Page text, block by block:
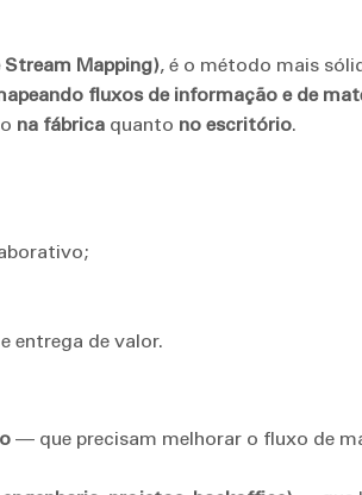
Stream Mapping), é o método mais
fluxos de informação e de
na fábrica quanto no escritório.
entrega de valor.
— que precisam melhorar o fluxo de